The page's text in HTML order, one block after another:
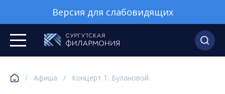
Версия для слабовидящих
/ Афиша / Концерт Т. Булановой.